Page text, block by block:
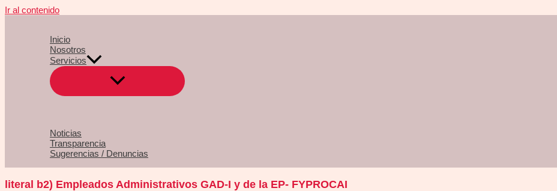
Ir al contenido
Inicio
Nosotros
Servicios
Noticias
Transparencia
Sugerencias / Denuncias
literal b2) Empleados Administrativos GAD-I y de la EP- FYPROCAI